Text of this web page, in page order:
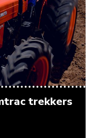
trekkers